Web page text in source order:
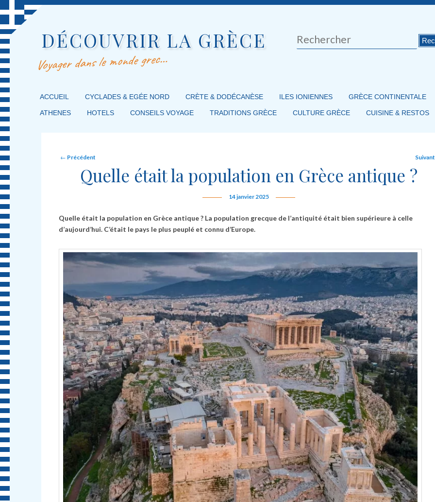
DÉCOUVRIR LA GRÈCE
Voyager dans le monde grec…
Rechercher
MENU PRINCIPAL
MASQUER LA NAVIGATION PRINCIPALE
MASQUER LA NAVIGATION SECONDAIRE
ACCUEIL CYCLADES & EGÉE NORD CRÈTE & DODÉCANÈSE ILES IONIENNES GRÈCE CONTINENTALE
ATHENES HOTELS CONSEILS VOYAGE TRADITIONS GRÈCE CULTURE GRÈCE CUISINE & RESTOS
Post navigation
← Précédent
Quelle était la population en Grèce antique ?
14 janvier 2025
Quelle était la population en Grèce antique ? La population grecque de l’antiquité était bien supérieure à celle
d’aujourd’hui. C’était le pays le plus peuplé et connu d’Europe.